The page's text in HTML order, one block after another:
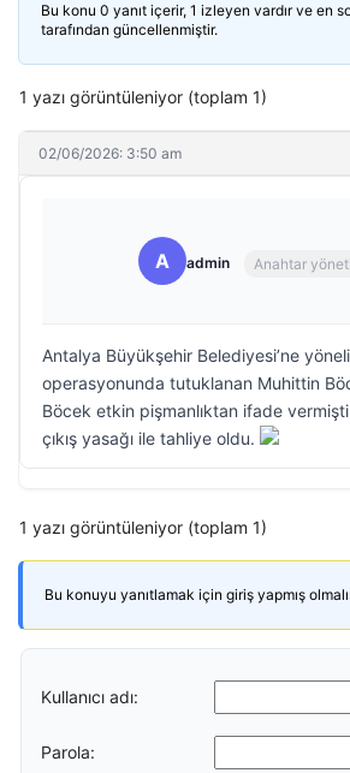
Bu konu 0 yanıt içerir, 1 izleyen vardır ve en
tarafından güncellenmiştir.
1 yazı görüntüleniyor (toplam 1)
02/06/2026: 3:50 am
A admin Anahtar
Antalya Büyükşehir Belediyesi’ne
operasyonunda tutuklanan Muhittin
Böcek etkin pişmanlıktan ifade
çıkış yasağı ile tahliye oldu.
1 yazı görüntüleniyor (toplam 1)
Bu konuyu yanıtlamak için giriş yapmış
Kullanıcı adı:
Parola: